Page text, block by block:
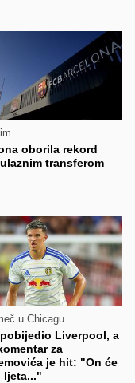
oborila rekord
transferom
u Chicagu
Liverpool, a
za
je hit: "On će
ljeta..."